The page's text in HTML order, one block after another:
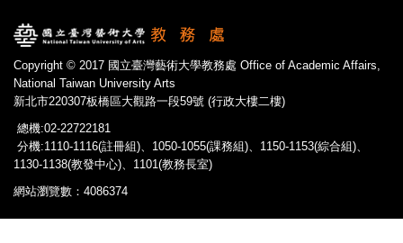
Copyright © 2017 國立臺灣藝術大學教務處 Office of Academic Affairs,
National Taiwan University Arts
新北市220307板橋區大觀路一段59號 (行政大樓二樓)
總機:02-22722181
分機:1110-1116(註冊組)、1050-1055(課務組)、1150-1153(綜合組)、
1130-1138(教發中心)、1101(教務長室)
網站瀏覽數：4086374